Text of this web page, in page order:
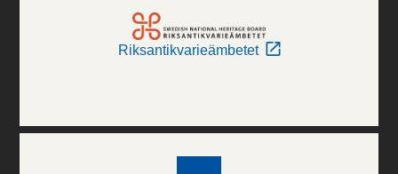
Riksantikvarieämbetet